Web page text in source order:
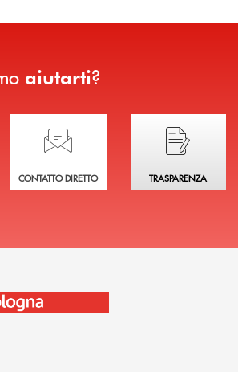
aiutarti?
a teHai bisogno di assistenza immediata?
CONTATTO DIRETTO
Hai bisogno di
TRASPARENZA